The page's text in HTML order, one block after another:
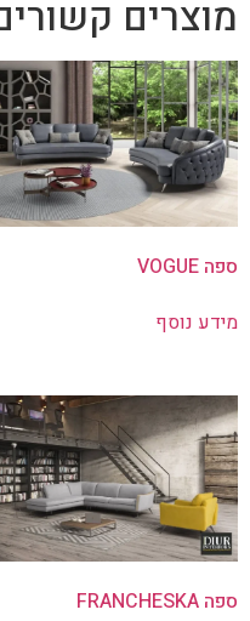
מוצרים
ספה VOGUE
מידע נוסף
ספה FRANCHESKA